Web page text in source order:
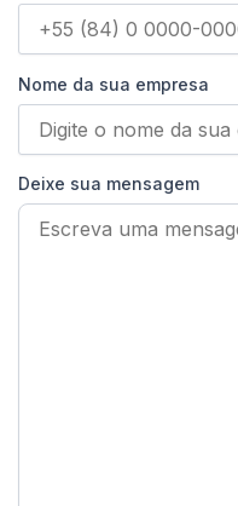
Nome da sua empresa
Deixe sua mensagem